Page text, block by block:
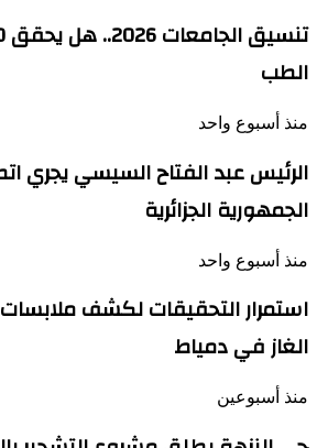
الطب
منذ أسبوع واحد
الرئيس عبد الفتاح السيسي يجري
الجمهورية الجزائرية
منذ أسبوع واحد
استمرار التحقيقات لكشف
الغاز في دمياط
منذ أسبوعين